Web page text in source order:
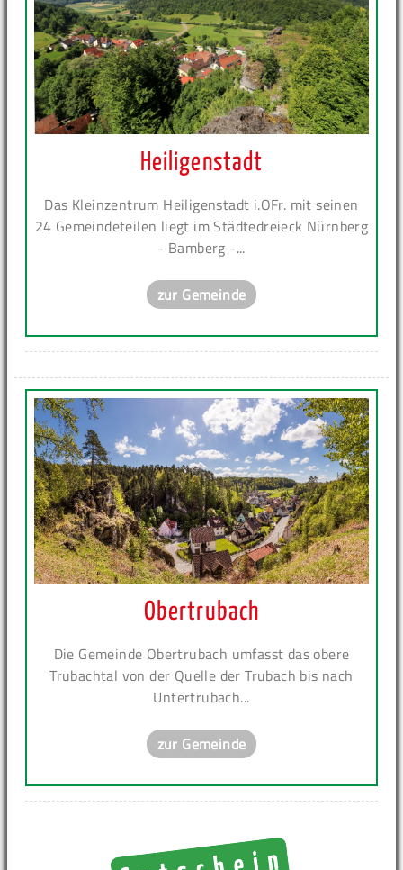
Heiligenstadt
Das Kleinzentrum Heiligenstadt i.OFr. mit seinen
24 Gemeindeteilen liegt im Städtedreieck Nürnberg
- Bamberg -...
zur Gemeinde
Obertrubach
Die Gemeinde Obertrubach umfasst das obere
Trubachtal von der Quelle der Trubach bis nach
Untertrubach...
zur Gemeinde